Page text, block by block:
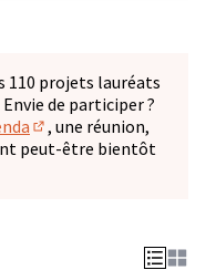
110 projets lauréats
de participer ?
(S'ouvre dans un
, une réunion,
peut-être bientôt